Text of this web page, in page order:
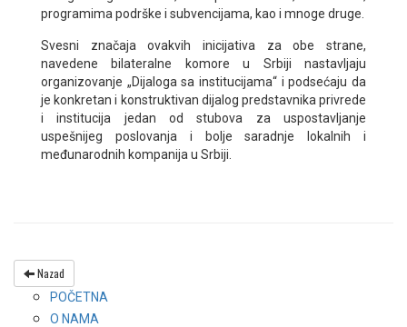
programima podrške i subvencijama, kao i mnoge druge.
Svesni značaja ovakvih inicijativa za obe strane,
navedene bilateralne komore u Srbiji nastavljaju
organizovanje „Dijaloga sa institucijama“ i podsećaju da
je konkretan i konstruktivan dijalog predstavnika privrede
i institucija jedan od stubova za uspostavljanje
uspešnijeg poslovanja i bolje saradnje lokalnih i
međunarodnih kompanija u Srbiji.
Nazad
POČETNA
O NAMA